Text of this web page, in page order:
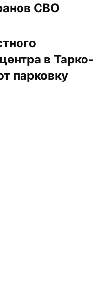
СВО
в Тарко-
парковку